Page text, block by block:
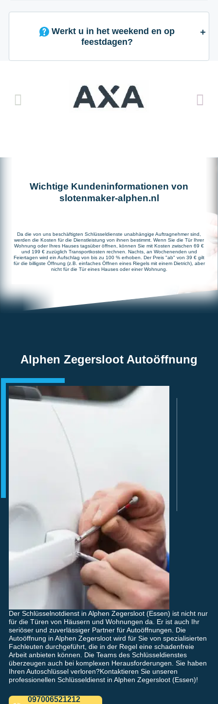
Werkt u in het weekend en op
feestdagen?
Wichtige Kundeninformationen von
slotenmaker-alphen.nl
Da die von uns beschäftigten Schlüsseldienste unabhängige Auftragnehmer sind,
werden die Kosten für die Dienstleistung von ihnen bestimmt. Wenn Sie die Tür Ihrer
Wohnung oder Ihres Hauses tagsüber öffnen, können Sie mit Kosten zwischen 69 €
und 199 € zuzüglich Transportkosten rechnen. Nachts, an Wochenenden und
Feiertagen wird ein Aufschlag von bis zu 100 % erhoben. Der Preis "ab" von 39 € gilt
für die billigste Öffnung (z.B. einfaches Öffnen eines Riegels mit einem Dietrich), aber
nicht für die Tür eines Hauses oder einer Wohnung.
Alphen Zegersloot Autoöffnung
Der Schlüsselnotdienst in Alphen Zegersloot (Essen) ist nicht nur
für die Türen von Häusern und Wohnungen da. Er ist auch Ihr
seriöser und zuverlässiger Partner für Autoöffnungen. Die
Autoöffnung in Alphen Zegersloot wird für Sie von spezialisierten
Fachleuten durchgeführt, die in der Regel eine schadenfreie
Arbeit anbieten können. Die Teams des Schlüsseldienstes
überzeugen auch bei komplexen Herausforderungen. Sie haben
Ihren Autoschlüssel verloren?Kontaktieren Sie unseren
professionellen Schlüsseldienst in Alphen Zegersloot (Essen)!
097006521212